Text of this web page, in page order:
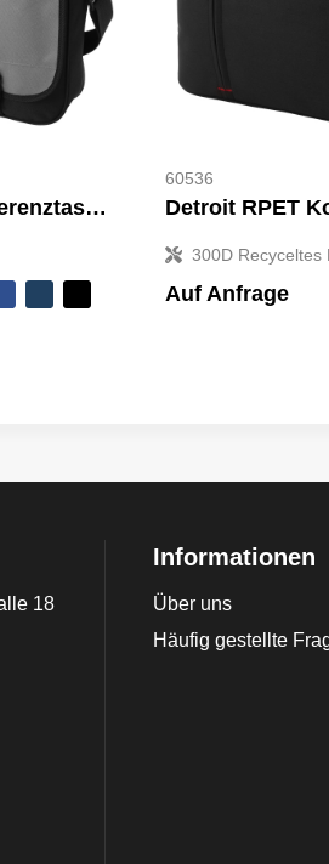
Anchorage Konferenztasche 11L
60536
300D Recyceltes
Auf Anfrage
18
Informationen
Über uns
Häufig gestellte